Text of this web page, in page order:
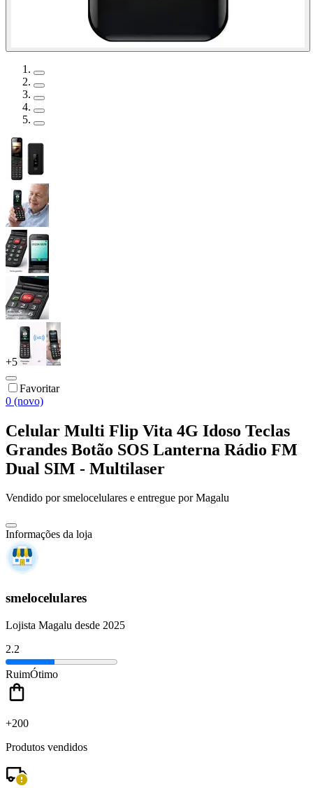
+5
Favoritar
0 (novo)
Celular Multi Flip Vita 4G Idoso Teclas
Grandes Botão SOS Lanterna Rádio FM
Dual SIM - Multilaser
Vendido porsmelocelulares e entregue por Magalu
Informações da loja
smelocelulares
Lojista Magalu desde 2025
2.2
RuimÓtimo
+200
Produtos vendidos